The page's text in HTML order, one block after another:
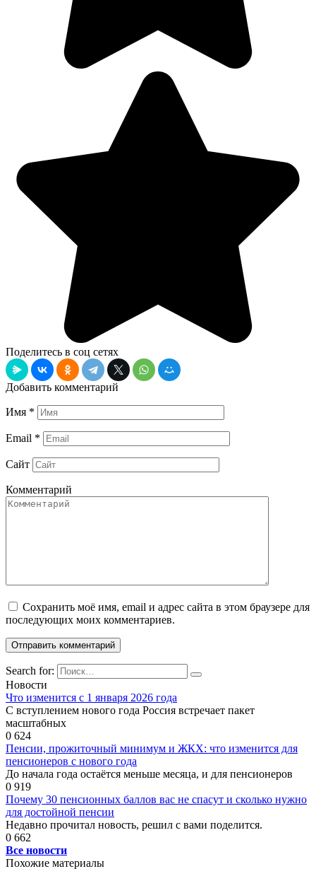
Поделитесь в соц сетях
Добавить комментарий
Имя *
Email *
Сайт
Комментарий
Сохранить моё имя, email и адрес сайта в этом браузере для
последующих моих комментариев.
Search for:
Новости
Что изменится с 1 января 2026 года
С вступлением нового года Россия встречает пакет
масштабных
0 624
Пенсии, прожиточный минимум и ЖКХ: что изменится для
пенсионеров с нового года
До начала года остаётся меньше месяца, и для пенсионеров
0 919
Почему 30 пенсионных баллов вас не спасут и сколько нужно
для достойной пенсии
Недавно прочитал новость, решил с вами поделится.
0 662
Все новости
Похожие материалы